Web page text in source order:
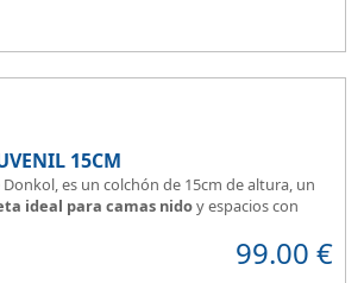
15CM
Donkol, es un colchón de 15cm de altura, un
ideal para camas nidoy espacios con
suelen elegir
99.00 €